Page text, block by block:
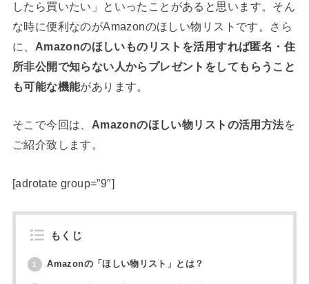
したら買いたい」といったことがあると思います。そん
な時に便利なのがAmazonのほしい物リストです。さら
に、 Amazonのほしいものリストを活用すれば匿名・住
所非公開で知らない人からプレゼントをしてもらうこと
も可能な機能があります。
そこで今回は、 Amazonのほしい物リストの活用方法を
ご紹介致します。
[adrotate group=”9″]
もくじ
1 Amazonの「ほしい物リスト」とは？